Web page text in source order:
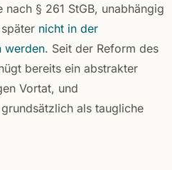
§ 261 StGB, unabhängig
nicht in der
werden. Seit der Reform des
bereits ein abstrakter
Vortat, und
als taugliche